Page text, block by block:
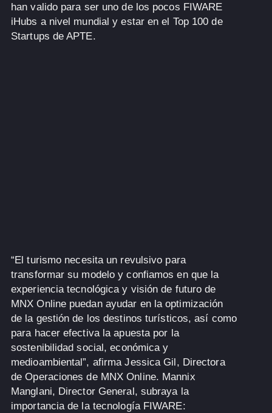
han valido para ser uno de los pocos FIWARE
iHubs a nivel mundial y estar en el Top 100 de
Startups de APTE.
“El turismo necesita un revulsivo para
transformar su modelo y confiamos en que la
experiencia tecnológica y visión de futuro de
MNX Online puedan ayudar en la optimización
de la gestión de los destinos turísticos, así como
para hacer efectiva la apuesta por la
sostenibilidad social, económica y
medioambiental”, afirma Jessica Gil, Directora
de Operaciones de MNX Online. Mannix
Manglani, Director General, subraya la
importancia de la tecnología FIWARE: